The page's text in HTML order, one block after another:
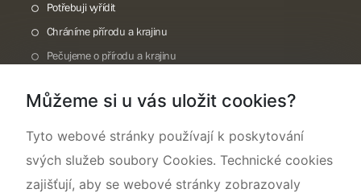
Potřebuji vyřídit
Chráníme přírodu a krajinu
Pečujeme o přírodu a krajinu
O nás
Můžeme si u vás uložit cookies?
Tyto webové stránky používají k poskytování
svých služeb soubory Cookies. Technické cookies
zajišťují, aby se webové stránky zobrazovaly